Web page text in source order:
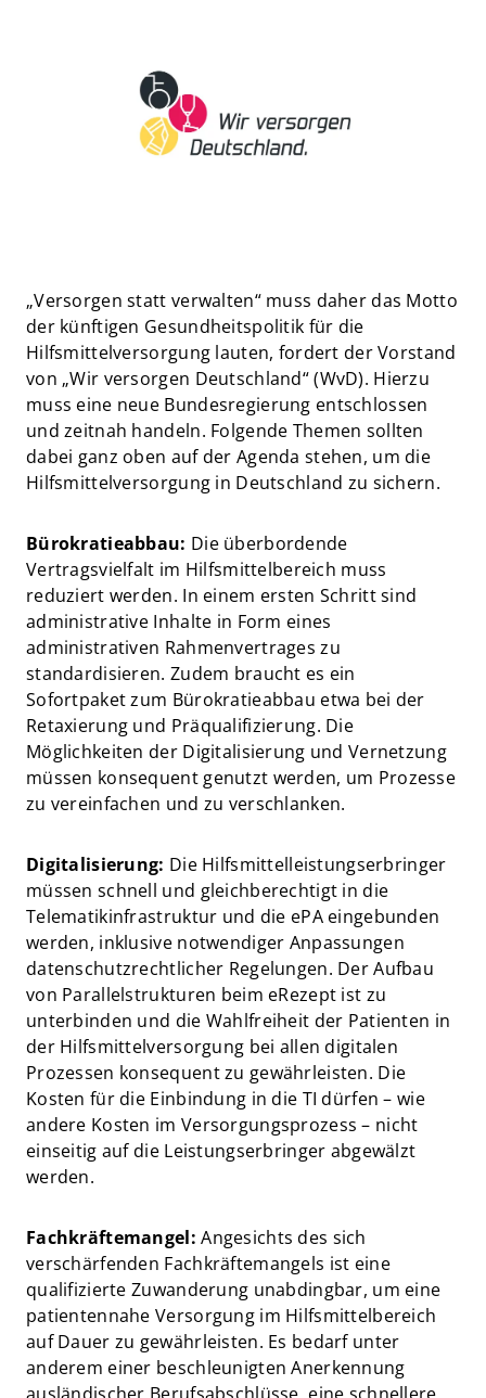
„Versorgen statt verwalten“ muss daher das Motto
der künftigen Gesundheitspolitik für die
Hilfsmittelversorgung lauten, fordert der Vorstand
von „Wir versorgen Deutschland“ (WvD). Hierzu
muss eine neue Bundesregierung entschlossen
und zeitnah handeln. Folgende Themen sollten
dabei ganz oben auf der Agenda stehen, um die
Hilfsmittelversorgung in Deutschland zu sichern.
Bürokratieabbau: Die überbordende
Vertragsvielfalt im Hilfsmittelbereich muss
reduziert werden. In einem ersten Schritt sind
administrative Inhalte in Form eines
administrativen Rahmenvertrages zu
standardisieren. Zudem braucht es ein
Sofortpaket zum Bürokratieabbau etwa bei der
Retaxierung und Präqualifizierung. Die
Möglichkeiten der Digitalisierung und Vernetzung
müssen konsequent genutzt werden, um Prozesse
zu vereinfachen und zu verschlanken.
Digitalisierung: Die Hilfsmittelleistungserbringer
müssen schnell und gleichberechtigt in die
Telematikinfrastruktur und die ePA eingebunden
werden, inklusive notwendiger Anpassungen
datenschutzrechtlicher Regelungen. Der Aufbau
von Parallelstrukturen beim eRezept ist zu
unterbinden und die Wahlfreiheit der Patienten in
der Hilfsmittelversorgung bei allen digitalen
Prozessen konsequent zu gewährleisten. Die
Kosten für die Einbindung in die TI dürfen – wie
andere Kosten im Versorgungsprozess – nicht
einseitig auf die Leistungserbringer abgewälzt
werden.
Fachkräftemangel: Angesichts des sich
verschärfenden Fachkräftemangels ist eine
qualifizierte Zuwanderung unabdingbar, um eine
patientennahe Versorgung im Hilfsmittelbereich
auf Dauer zu gewährleisten. Es bedarf unter
anderem einer beschleunigten Anerkennung